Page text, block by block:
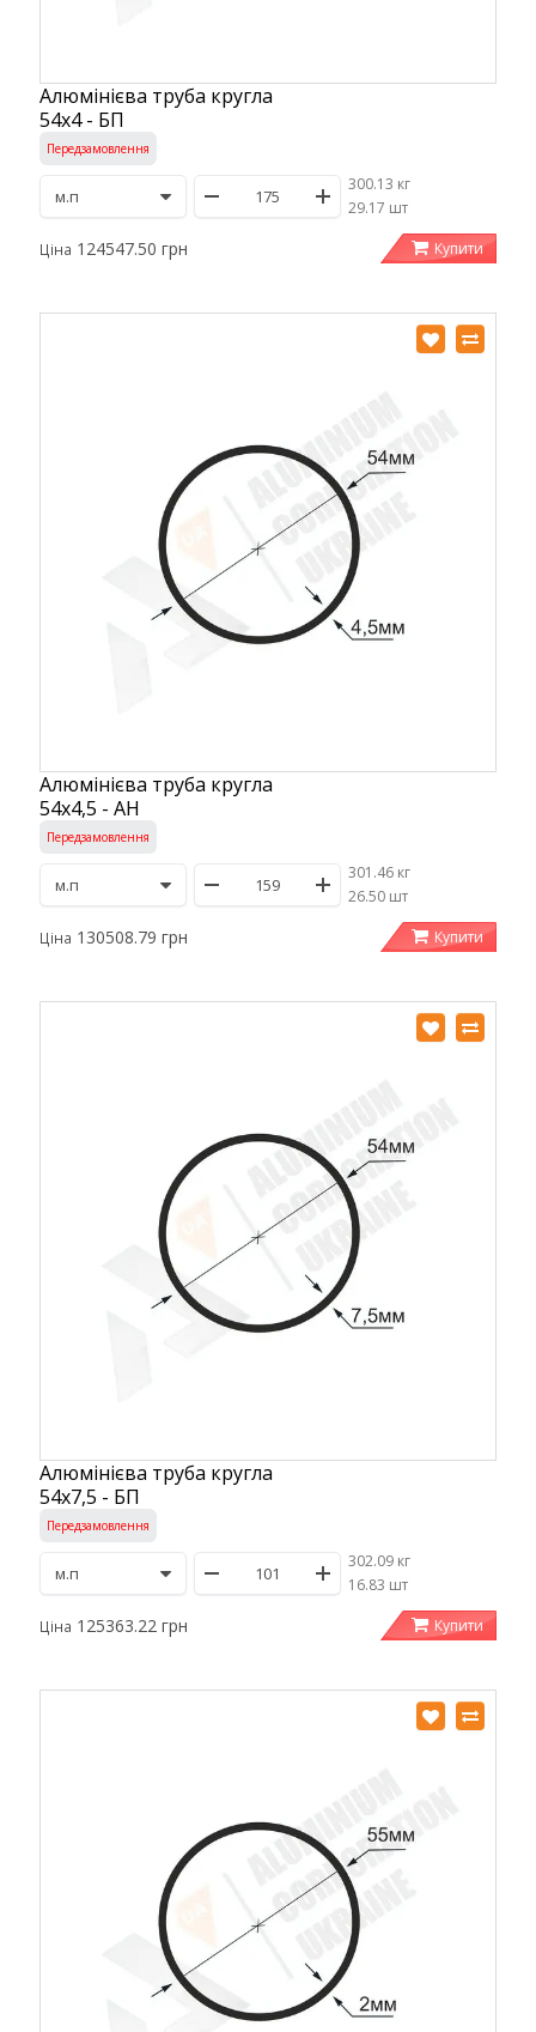
Алюмінієва труба кругла
54х4 - БП
Передзамовлення
300.13 кг
/29.17 шт
Ціна 124547.50 грн Купити
Алюмінієва труба кругла
54х4,5 - АН
Передзамовлення
301.46 кг
/26.50 шт
Ціна 130508.79 грн Купити
Алюмінієва труба кругла
54х7,5 - БП
Передзамовлення
302.09 кг
/16.83 шт
Ціна 125363.22 грн Купити